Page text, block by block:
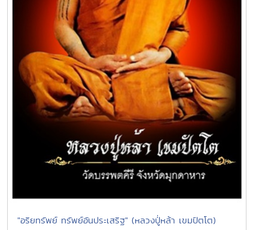
"อริยทรัพย์ ทรัพย์อันประเสริฐ" (หลวงปู่่หล้า เขมปัตโต)